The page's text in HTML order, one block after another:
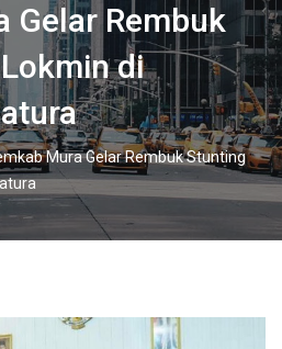
Gelar Rembuk
di
Mura Gelar Rembuk Stunting